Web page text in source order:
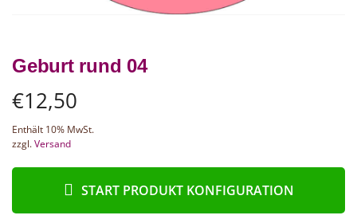
Geburt rund 04
€12,50
Enthält 10% MwSt.
zzgl.Versand
START PRODUKT KONFIGURATION